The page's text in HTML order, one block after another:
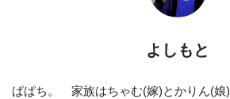
よしもと
ぱぱち。 家族はちゃむ(嫁)とかりん(娘